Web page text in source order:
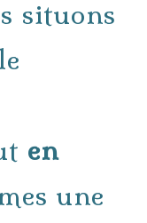
situons
en
une